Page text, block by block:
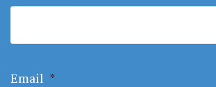
Email *